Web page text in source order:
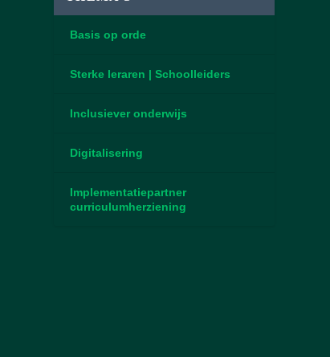
Basis op orde
Sterke leraren | Schoolleiders
Inclusiever onderwijs
Digitalisering
Implementatiepartner
curriculumherziening